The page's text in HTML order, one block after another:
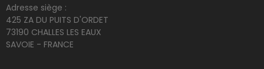
Adresse siège :
425 ZA DU PUITS D'ORDET
73190 CHALLES LES EAUX
SAVOIE - FRANCE